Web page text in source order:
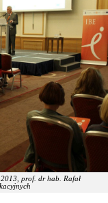
prof. dr hab. Rafał